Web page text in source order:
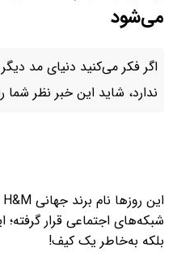
می‌شود
اگر فکر می‌کنید دنیای مد
ندارد، شاید این خبر نظر
شبکه‌های اجتماعی قرار
بلکه به‌خاطر یک کیف!